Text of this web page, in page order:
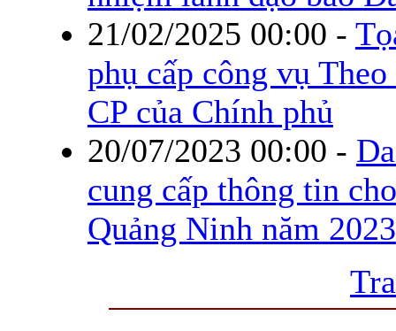
21/02/2025 00:00 -
phụ cấp công vụ
CP của Chính phủ
20/07/2023 00:00 -
cung cấp thông tin
Quảng Ninh năm 2023